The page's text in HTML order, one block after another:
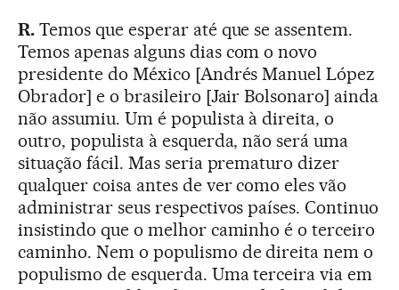
R.Temos que esperar até que se assentem.
Temos apenas alguns dias com o novo
presidente do México [Andrés Manuel López
Obrador] e o brasileiro [Jair Bolsonaro] ainda
não assumiu. Um é populista à direita, o
outro, populista à esquerda, não será uma
situação fácil. Mas seria prematuro dizer
qualquer coisa antes de ver como eles vão
administrar seus respectivos países. Continuo
insistindo que o melhor caminho é o terceiro
caminho. Nem o populismo de direita nem o
populismo de esquerda. Uma terceira via em